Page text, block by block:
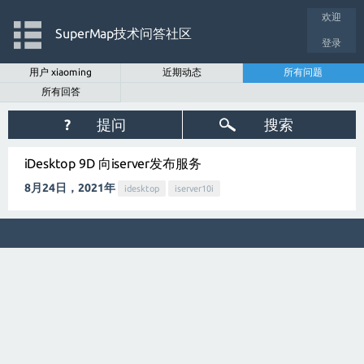
欢迎
登录
SuperMap技术问答社区
用户 xiaoming 近期动态
所有问题
所有回答
? 提问 搜索
iDesktop 9D 向iserver发布服务
8月24日，2021年 idesktop iserver10i